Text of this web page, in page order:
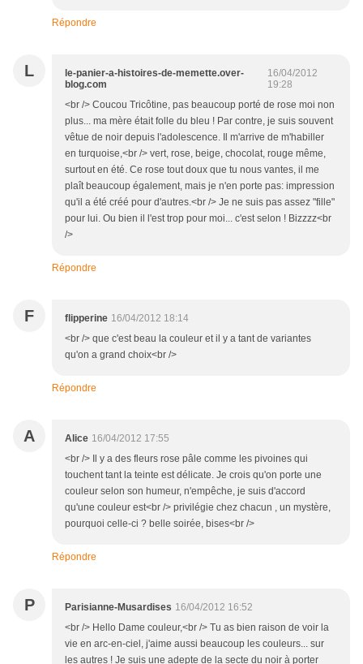
Répondre
L
le-panier-a-histoires-de-memette.over-
blog.com
16/04/2012
19:28
<br /> Coucou Tricôtine, pas beaucoup porté de rose moi non
plus... ma mère était folle du bleu ! Par contre, je suis souvent
vêtue de noir depuis l'adolescence. Il m'arrive de m'habiller
en turquoise,<br /> vert, rose, beige, chocolat, rouge même,
surtout en été. Ce rose tout doux que tu nous vantes, il me
plaît beaucoup également, mais je n'en porte pas: impression
qu'il a été créé pour d'autres.<br /> Je ne suis pas assez "fille"
pour lui. Ou bien il l'est trop pour moi... c'est selon ! Bizzzz<br
/>
Répondre
F flipperine 16/04/2012 18:14
<br /> que c'est beau la couleur et il y a tant de variantes
qu'on a grand choix<br />
Répondre
A Alice 16/04/2012 17:55
<br /> Il y a des fleurs rose pâle comme les pivoines qui
touchent tant la teinte est délicate. Je crois qu'on porte une
couleur selon son humeur, n'empêche, je suis d'accord
qu'une couleur est<br /> privilégie chez chacun , un mystère,
pourquoi celle-ci ? belle soirée, bises<br />
Répondre
P Parisianne-Musardises 16/04/2012 16:52
<br /> Hello Dame couleur,<br /> Tu as bien raison de voir la
vie en arc-en-ciel, j'aime aussi beaucoup les couleurs... sur
les autres ! Je suis une adepte de la secte du noir à porter